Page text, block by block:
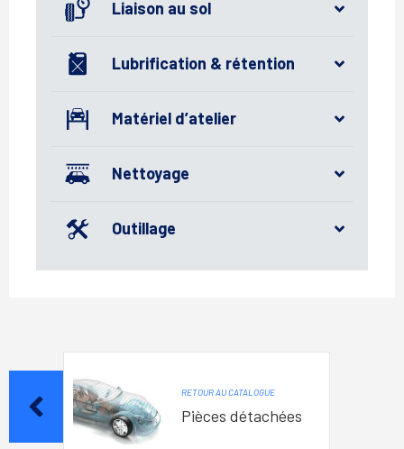
Liaison au sol
Lubrification & rétention
Matériel d’atelier
Nettoyage
Outillage
RETOUR AU CATALOGUE
Pièces détachées